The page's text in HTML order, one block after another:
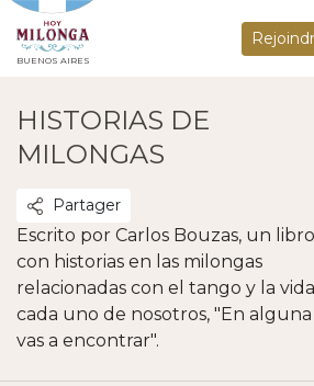
BUENOS AIRES
HISTORIAS DE
MILONGAS
Partager
Escrito por Carlos Bouzas, un libro
con historias en las milongas
relacionadas con el tango y la
cada uno de nosotros, "En
vas a encontrar".